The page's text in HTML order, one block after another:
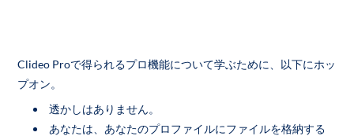
Clideo Proで得られるプロ機能について学ぶために、以下にホッ
プオン。
透かしはありません。
あなたは、あなたのプロファイルにファイルを格納する